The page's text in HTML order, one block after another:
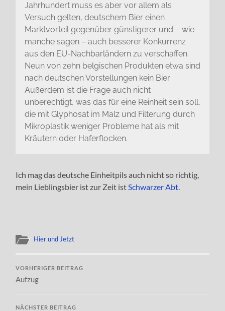
Jahrhundert muss es aber vor allem als
Versuch gelten, deutschem Bier einen
Marktvorteil gegenüber günstigerer und – wie
manche sagen – auch besserer Konkurrenz
aus den EU-Nachbarländern zu verschaffen.
Neun von zehn belgischen Produkten etwa sind
nach deutschen Vorstellungen kein Bier.
Außerdem ist die Frage auch nicht
unberechtigt, was das für eine Reinheit sein soll,
die mit Glyphosat im Malz und Filterung durch
Mikroplastik weniger Probleme hat als mit
Kräutern oder Haferflocken.
Ich mag das deutsche Einheitpils auch nicht so richtig,
mein Lieblingsbier ist zur Zeit ist Schwarzer Abt
Hier und Jetzt
VORHERIGER BEITRAG
Aufzug
NÄCHSTER BEITRAG